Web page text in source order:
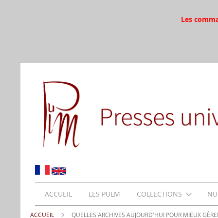
Les
ACCUEIL LES PULM COLLECTIONS
ACCUEIL QUELLES ARCHIVES AUJOURD'HUI POUR MIEUX